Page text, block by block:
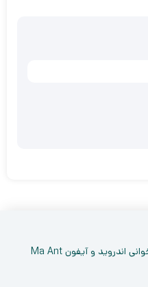
نرم افزار شماتیک و نقشه خوانی اندروید و آیفون Ma Ant